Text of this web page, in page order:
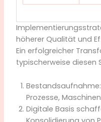
höherer Qualität und
Ein erfolgreicher
typischerweise diesen
Prozesse,
Digitale Basis